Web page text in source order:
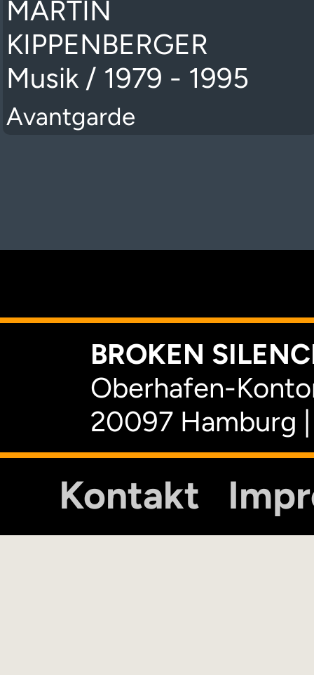
MARTIN
KIPPENBERGER
Musik / 1979 - 1995
Avantgarde
BROKEN
Oberhafen-
20097 Hamburg
Kontakt